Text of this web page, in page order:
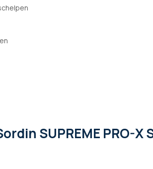
SUPREME PRO-